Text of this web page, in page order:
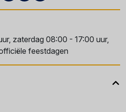
zaterdag 08:00 - 17:00 uur,
feestdagen